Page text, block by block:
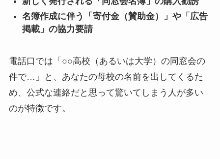
名簿作成に伴う「寄付金（賛助金）」や「広告
掲載」の協力要請
電話口では「○○高校（あるいは大学）の同窓会の
件で…」と、あなたの母校の名前を出してくるた
め、公式な連絡だと思って驚いてしまう人が多い
のが特徴です。